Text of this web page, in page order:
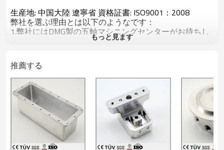
生産地: 中国大陸 遼寧省 資格証書: ISO9001：2008
弊社を選ぶ理由とは以下のようなです：
1.弊社にはDMG製の五軸マシニングセンターがお待ちし
ておるのみならず，、先端なDMG製のECOTUM450
ます。台湾製の加工設備30台以上をお持ちしておりま
す。
2.部品の製作工程を厳しくコントロール致し、部品ごと
に製作工程カードと製作流れ記録表を付けております。
3.弊社は部品検査のプロセスに関しまして、かなり厳し
くなりまして、製作中には加工員が必ず製作致しながら
図面にある寸法をチェック致し、こうすれば、加工員の
流動検査と専門的な検査員の検査があります。
4.当社には部品できましたら、一個ずつ図面にある寸法
によって、丁寧に全数をご検査を致します。
もっと見ます
推薦する